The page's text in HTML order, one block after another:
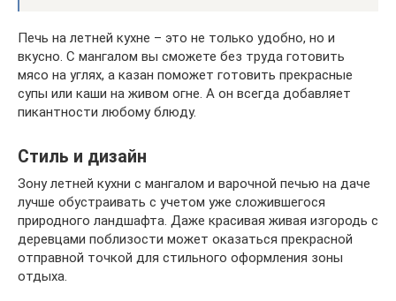
Печь на летней кухне – это не только удобно, но и
вкусно. С мангалом вы сможете без труда готовить
мясо на углях, а казан поможет готовить прекрасные
супы или каши на живом огне. А он всегда добавляет
пикантности любому блюду.
Стиль и дизайн
Зону летней кухни с мангалом и варочной печью на даче
лучше обустраивать с учетом уже сложившегося
природного ландшафта. Даже красивая живая изгородь с
деревцами поблизости может оказаться прекрасной
отправной точкой для стильного оформления зоны
отдыха.